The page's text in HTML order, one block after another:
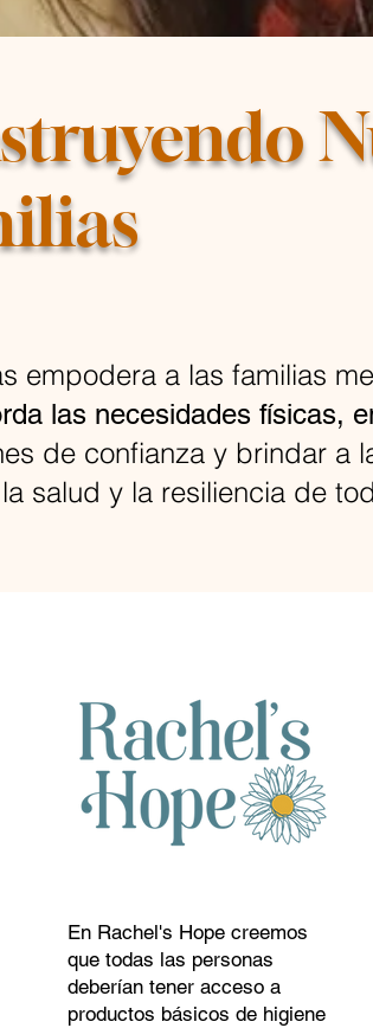
empodera a las familias
las necesidades físicas,
de confianza y brindar a
salud y la resiliencia de
En Rachel's Hope creemos
que todas las personas
deberían tener acceso a
productos básicos de higiene